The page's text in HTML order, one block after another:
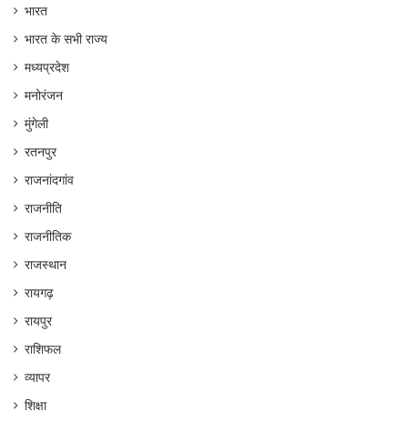
भारत
भारत के सभी राज्य
मध्यप्रदेश
मनोरंजन
मुंगेली
रतनपुर
राजनांदगांव
राजनीति
राजनीतिक
राजस्थान
रायगढ़
रायपुर
राशिफल
व्यापर
शिक्षा